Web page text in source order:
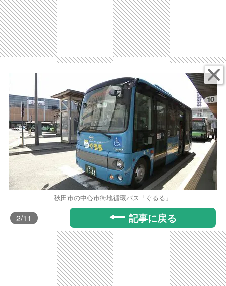
秋田市の中心市街地循環バス「ぐるる」
2/11 記事に戻る